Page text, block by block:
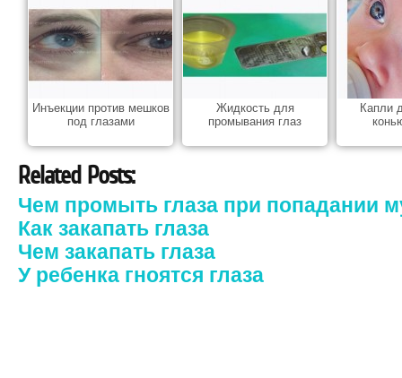
Инъекции против мешков
под глазами
Жидкость для
промывания глаз
Капли
Related Posts:
Чем промыть глаза при попадании
Как закапать глаза
Чем закапать глаза
У ребенка гноятся глаза